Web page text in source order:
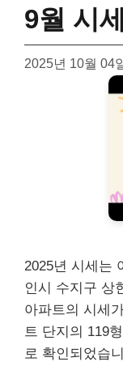
9월 시세
2025년 10월 04
2025년 시세는
인시 수지구 상
아파트의 시세
트 단지의 119
로 확인되었습